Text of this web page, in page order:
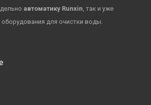
автоматику Runxin , так и уже
для очистки воды.